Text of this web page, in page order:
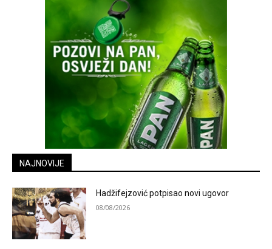
NAJNOVIJE
Hadžifejzović potpisao novi ugovor
08/08/2026